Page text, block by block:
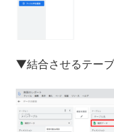
▼結合させるテー